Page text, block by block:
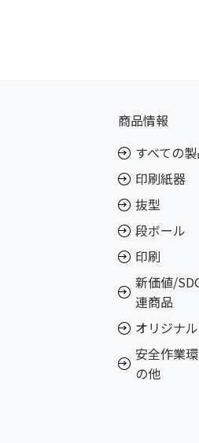
商品情報
すべての
印刷紙器
抜型
段ボール
印刷
新価値/
連商品
オリジナ
安全作業
の他